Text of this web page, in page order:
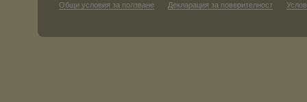
Общи условия за ползване Декларация за поверителност